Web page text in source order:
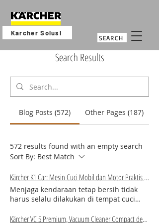
SEARCH
Karcher Solusi
Search Results
Blog Posts (572) Other Pages (187)
572 results found with an empty search
Sort By: Best Match
Kärcher K1 Car: Mesin Cuci Mobil dan Motor Praktis untuk Kebutuhan Rumah
Menjaga kendaraan tetap bersih tidak
harus selalu dilakukan di tempat cuci
Car, proses membersihkan mobil dan
Kärcher VC 5 Premium, Vacuum Cleaner Compact dengan Performa Pembersihan Maksimal